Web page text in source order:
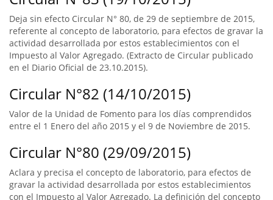
Deja sin efecto Circular N° 80, de 29 de septiembre de 2015,
referente al concepto de laboratorio, para efectos de gravar la
actividad desarrollada por estos establecimientos con el
Impuesto al Valor Agregado. (Extracto de Circular publicado
en el Diario Oficial de 23.10.2015).
Circular N°82 (14/10/2015)
Valor de la Unidad de Fomento para los días comprendidos
entre el 1 Enero del año 2015 y el 9 de Noviembre de 2015.
Circular N°80 (29/09/2015)
Aclara y precisa el concepto de laboratorio, para efectos de
gravar la actividad desarrollada por estos establecimientos
con el Impuesto al Valor Agregado. La definición del concepto